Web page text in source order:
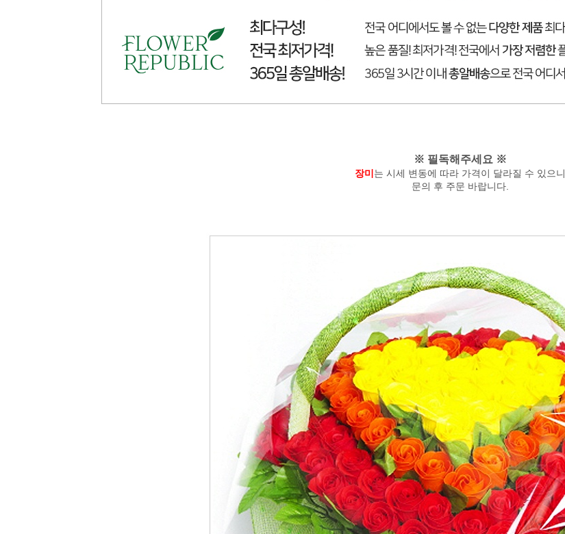
※ 필독해주세요 ※
장미 는 시세 변동에 따라 가격이 달라질 수 있으니
문의 후 주문 바랍니다.